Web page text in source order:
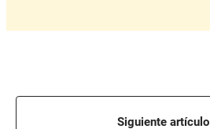
Siguiente artículo